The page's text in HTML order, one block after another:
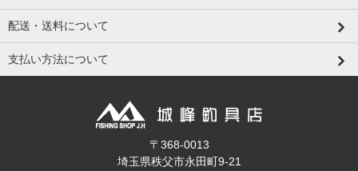
配送・送料について
支払い方法について
〒368-0013
埼玉県秩父市永田町9-21